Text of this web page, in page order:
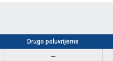
Drugo poluvrijeme
—